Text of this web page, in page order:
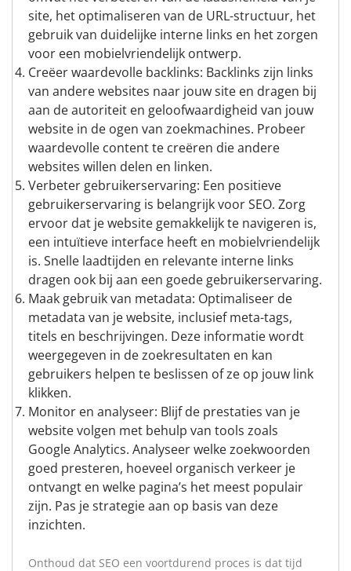
site, het optimaliseren van de URL-structuur, het
gebruik van duidelijke interne links en het zorgen
voor een mobielvriendelijk ontwerp.
Creëer waardevolle backlinks: Backlinks zijn links
van andere websites naar jouw site en dragen bij
aan de autoriteit en geloofwaardigheid van jouw
website in de ogen van zoekmachines. Probeer
waardevolle content te creëren die andere
websites willen delen en linken.
Verbeter gebruikerservaring: Een positieve
gebruikerservaring is belangrijk voor SEO. Zorg
ervoor dat je website gemakkelijk te navigeren is,
een intuïtieve interface heeft en mobielvriendelijk
is. Snelle laadtijden en relevante interne links
dragen ook bij aan een goede gebruikerservaring.
Maak gebruik van metadata: Optimaliseer de
metadata van je website, inclusief meta-tags,
titels en beschrijvingen. Deze informatie wordt
weergegeven in de zoekresultaten en kan
gebruikers helpen te beslissen of ze op jouw link
klikken.
Monitor en analyseer: Blijf de prestaties van je
website volgen met behulp van tools zoals
Google Analytics. Analyseer welke zoekwoorden
goed presteren, hoeveel organisch verkeer je
ontvangt en welke pagina’s het meest populair
zijn. Pas je strategie aan op basis van deze
inzichten.
Onthoud dat SEO een voortdurend proces is dat tijd